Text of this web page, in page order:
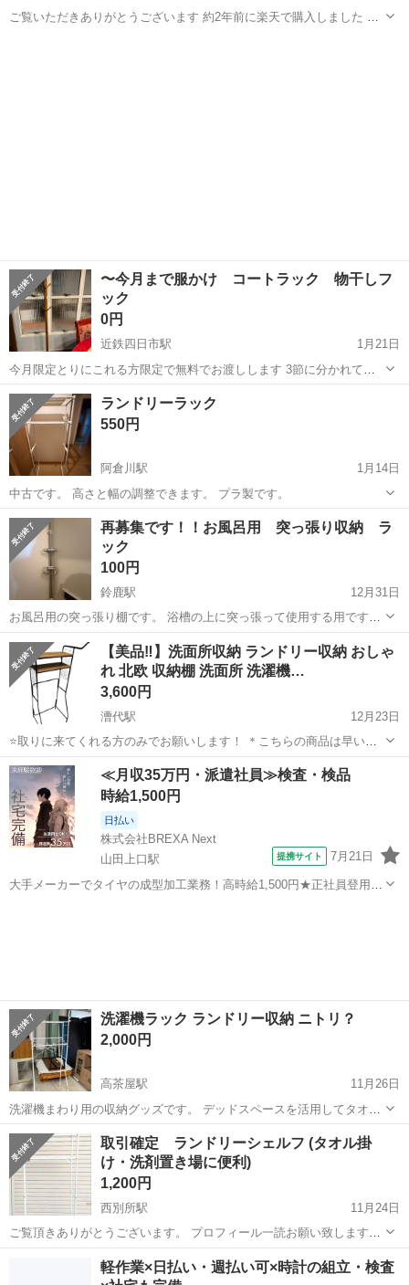
ご覧いただきありがとうございます 約2年前に楽天で購入しました 定
〜今月まで服かけ コートラック 物干しフ
ック
0円
近鉄四日市駅
1月21日
今月限定とりにこれる方限定で無料でお渡しします 3節に分かれてお
りバラして持ち帰ることも可能です
三重 四日市市 近鉄四日市駅
ランドリーラック
550円
阿倉川駅
1月14日
中古です。 高さと幅の調整できます。 プラ製です。
三重 四日市市 阿倉川駅 収納家具 ランドリー
再募集です！！お風呂用 突っ張り収納 ラ
ック
100円
鈴鹿駅
12月31日
お風呂用の突っ張り棚です。 浴槽の上に突っ張って使用する用です。
サビ等あります。 144〜196cmぐらいです。 バネで多少縮んで調節可
能なので140センチぐらいにもなりそうです。
三重 鈴鹿市 鈴鹿駅 収納家具
【美品‼️】洗面所収納 ランドリー収納 おしゃ
れ 北欧 収納棚 洗面所 洗濯機…
3,600円
漕代駅
12月23日
⭐️取りに来てくれる方のみでお願いします！ ＊こちらの商品は早い者
勝ちになります！ 購入をご検討の方はすぐにご連絡ください！ ほぼ新
品です。組み立てます。 ●商品サイズ（cm）： 本体：幅約69.5×奥行
約55×高さ約...
三重 多気郡 漕代駅 収納家具 ランドリー
≪月収35万円・派遣社員≫検査・検品
時給1,500円
日払い
株式会社BREXA Next
山田上口駅
提携サイト 7月21日
大手メーカーでタイヤの成型加工業務！高時給1,500円★正社員登用制
洗濯機ラック ランドリー収納 ニトリ？
2,000円
高茶屋駅
11月26日
洗濯機まわり用の収納グッズです。 デッドスペースを活用してタオ
ル、洗剤、ハンガーなどいろいろなものを置いたり、かけたりできま
す。 中古品ですが目立った傷みはないと思います。 調べるとニトリ製
なのかなと思います。 使用イメー...
三重 津市 高茶屋駅 収納家具
取引確定 ランドリーシェルフ (タオル掛
け・洗剤置き場に便利)
1,200円
西別所駅
11月24日
​ご覧頂きありがとうございます。 プロフィール一読お願い致します。 ​
洗濯機上のスペースを有効活用できる、スチール製のランドリーラッ
桑名市 西別所駅 収納家具 タオル
軽作業×日払い・週払い可×時計の組立・検査